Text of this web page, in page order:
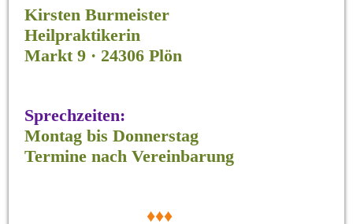
Kirsten Burmeister
Heilpraktikerin
Markt 9 · 24306 Plön
Sprechzeiten:
Montag bis Donnerstag
Termine nach Vereinbarung
♦♦♦